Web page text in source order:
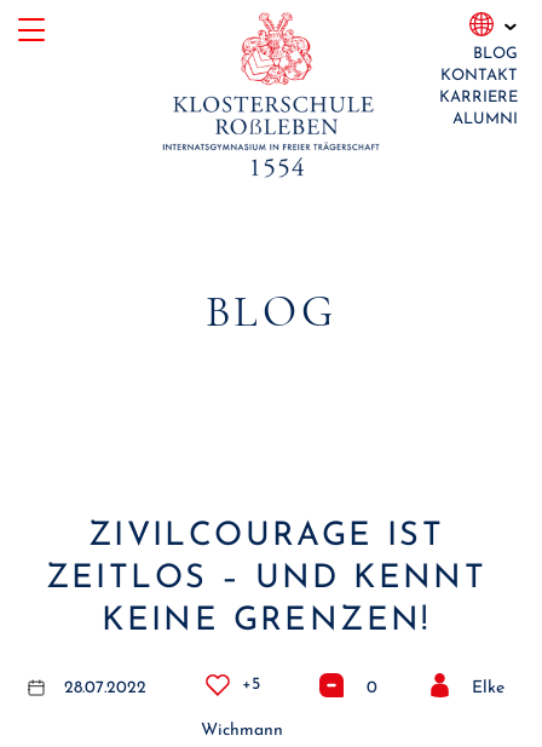
Skip
BLOG
KONTAKT
KARRIERE
ALUMNI
BLOG
ZIVILCOURAGE IST
ZEITLOS – UND KENNT
KEINE GRENZEN!
28.07.2022 +5 0 Elke
Wichmann